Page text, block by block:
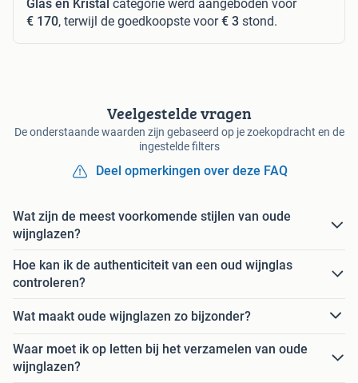
Glas en Kristal categorie werd aangeboden voor
€ 170, terwijl de goedkoopste voor€ 3 stond.
Veelgestelde vragen
De onderstaande waarden zijn gebaseerd op je zoekopdracht en de
ingestelde filters
Deel opmerkingen over deze FAQ
Wat zijn de meest voorkomende stijlen van oude
wijnglazen?
Hoe kan ik de authenticiteit van een oud wijnglas
controleren?
Wat maakt oude wijnglazen zo bijzonder?
Waar moet ik op letten bij het verzamelen van oude
wijnglazen?